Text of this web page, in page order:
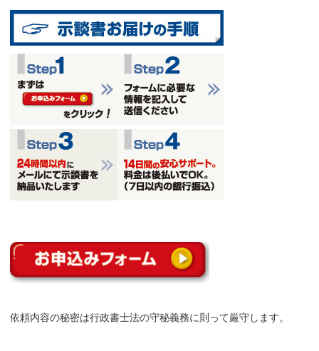
依頼内容の秘密は行政書士法の守秘義務に則って厳守します。